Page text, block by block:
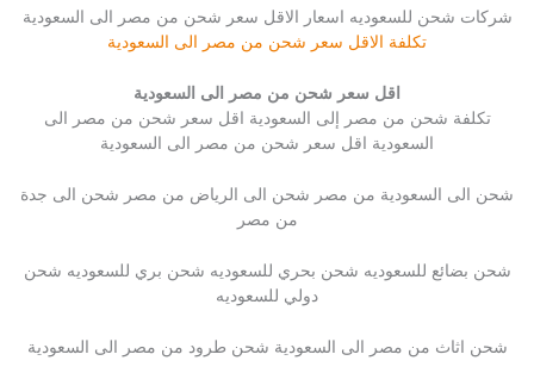
شركات شحن للسعوديه اسعار الاقل سعر شحن من مصر الى السعودية
تكلفة الاقل سعر شحن من مصر الى السعودية
اقل سعر شحن من مصر الى السعودية
تكلفة شحن من مصر إلى السعودية اقل سعر شحن من مصر الى
السعودية اقل سعر شحن من مصر الى السعودية
شحن الى السعودية من مصر شحن الى الرياض من مصر شحن الى جدة
من مصر
شحن بضائع للسعوديه شحن بحري للسعوديه شحن بري للسعوديه شحن
دولي للسعوديه
شحن اثاث من مصر الى السعودية شحن طرود من مصر الى السعودية